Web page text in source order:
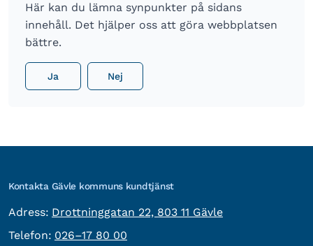
Här kan du lämna synpunkter på sidans
innehåll. Det hjälper oss att göra webbplatsen
bättre.
Ja Nej
Kontakta Gävle kommuns kundtjänst
Adress: besöksadress:
Drottninggatan 22, 803 11 Gävle
Telefon: Telefon:
026–17 80 00